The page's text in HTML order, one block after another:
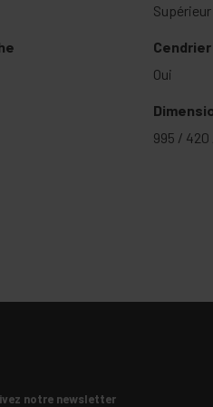
Supérieur
Cendrier
Oui
995 / 420
notre newsletter